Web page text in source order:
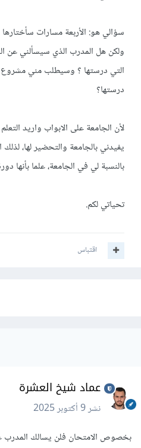
سؤالي هو: الأربعة مسارات سأختارها
ولكن هل المدرب الذي سيسألني عن
التي درستها ؟ وسيطلب مني مشروع
درستها؟
لأن الجامعة على الابواب واريد
يفيدني بالجامعة والتحضير لها،
بالنسبة لي في الجامعة، علما بأنها
تحياتي لكم.
اقتباس
عماد شيخ العشرة
نشر9 أكتوبر 2025
بخصوص الامتحان فلن يسالك